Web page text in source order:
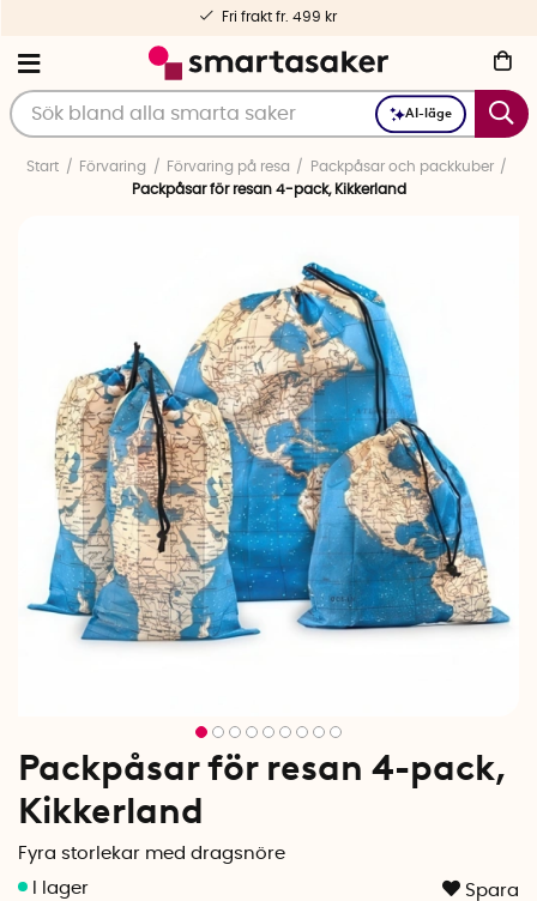
AI-läge
Fri frakt fr. 499 kr
Start Förvaring Förvaring på resa
Packpåsar och packkuber
Packpåsar för resan 4-pack, Kikkerland
Packpåsar för resan 4-pack,
Kikkerland
Fyra storlekar med dragsnöre
Spara